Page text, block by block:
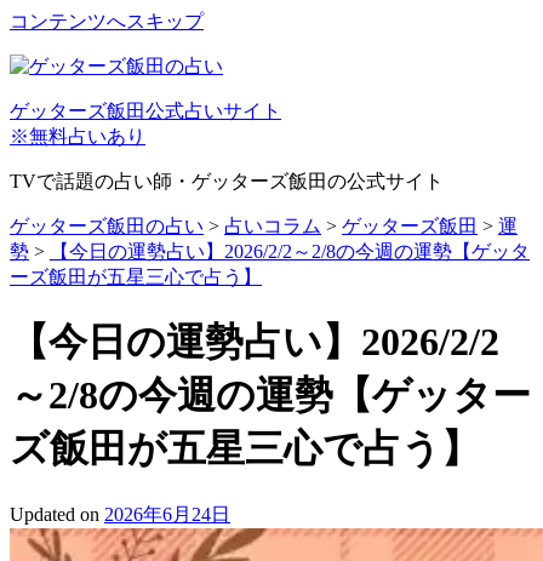
コンテンツへスキップ
ゲッターズ飯田公式占いサイト
※無料占いあり
TVで話題の占い師・ゲッターズ飯田の公式サイト
ゲッターズ飯田の占い > 占いコラム > ゲッターズ飯田 > 運
勢 >
【今日の運勢占い】2026/2/2～2/8の今週の運勢【ゲッタ
ーズ飯田が五星三心で占う】
【今日の運勢占い】2026/2/2
～2/8の今週の運勢【ゲッター
ズ飯田が五星三心で占う】
Updated on 2026年6月24日